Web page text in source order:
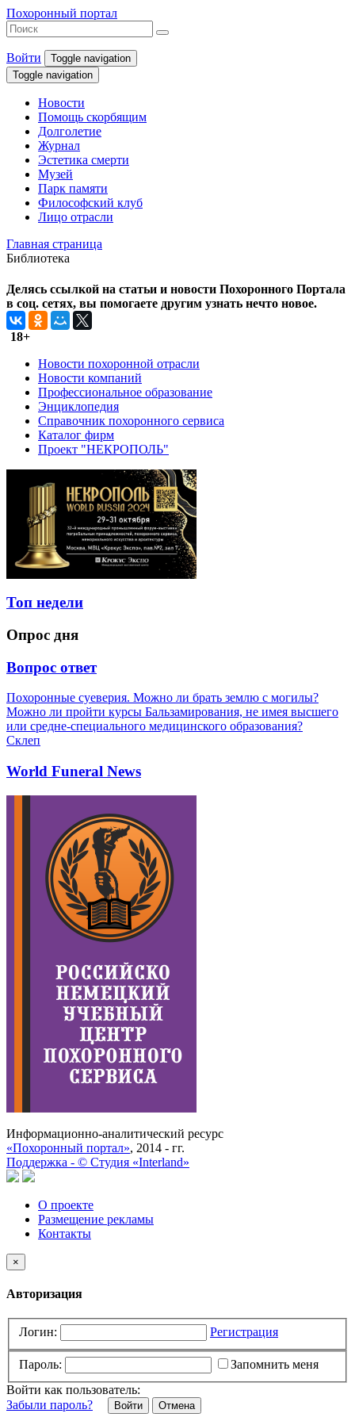
Похоронный портал
Войти
Toggle navigation
Toggle navigation
Новости
Помощь скорбящим
Долголетие
Журнал
Эстетика смерти
Музей
Парк памяти
Философский клуб
Лицо отрасли
Главная страница
Библиотека
Делясь ссылкой на статьи и новости Похоронного Портала
в соц. сетях, вы помогаете другим узнать нечто новое.
18+
Новости похоронной отрасли
Новости компаний
Профессиональное образование
Энциклопедия
Справочник похоронного сервиса
Каталог фирм
Проект "НЕКРОПОЛЬ"
Топ недели
Опрос дня
Вопрос ответ
Похоронные суеверия. Можно ли брать землю с могилы?
Можно ли пройти курсы Бальзамирования, не имея высшего
или средне-специального медицинского образования?
Склеп
World Funeral News
Информационно-аналитический ресурс
«Похоронный портал», 2014 - гг.
Поддержка - © Cтудия «Interland»
О проекте
Размещение рекламы
Контакты
×
Авторизация
Логин: Регистрация
Пароль:
Запомнить меня
Войти как пользователь:
Забыли пароль?
Отмена